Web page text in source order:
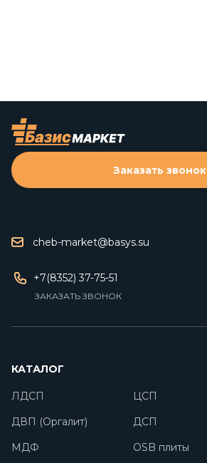
cheb-market@basys.su
+7(8352) 37-75-51
ЗАКАЗАТЬ ЗВОНОК
Заказать звонок
КАТАЛОГ
ЛДСП
ЦСП
ДВП (Оргалит)
ДСП
МДФ
OSB плиты